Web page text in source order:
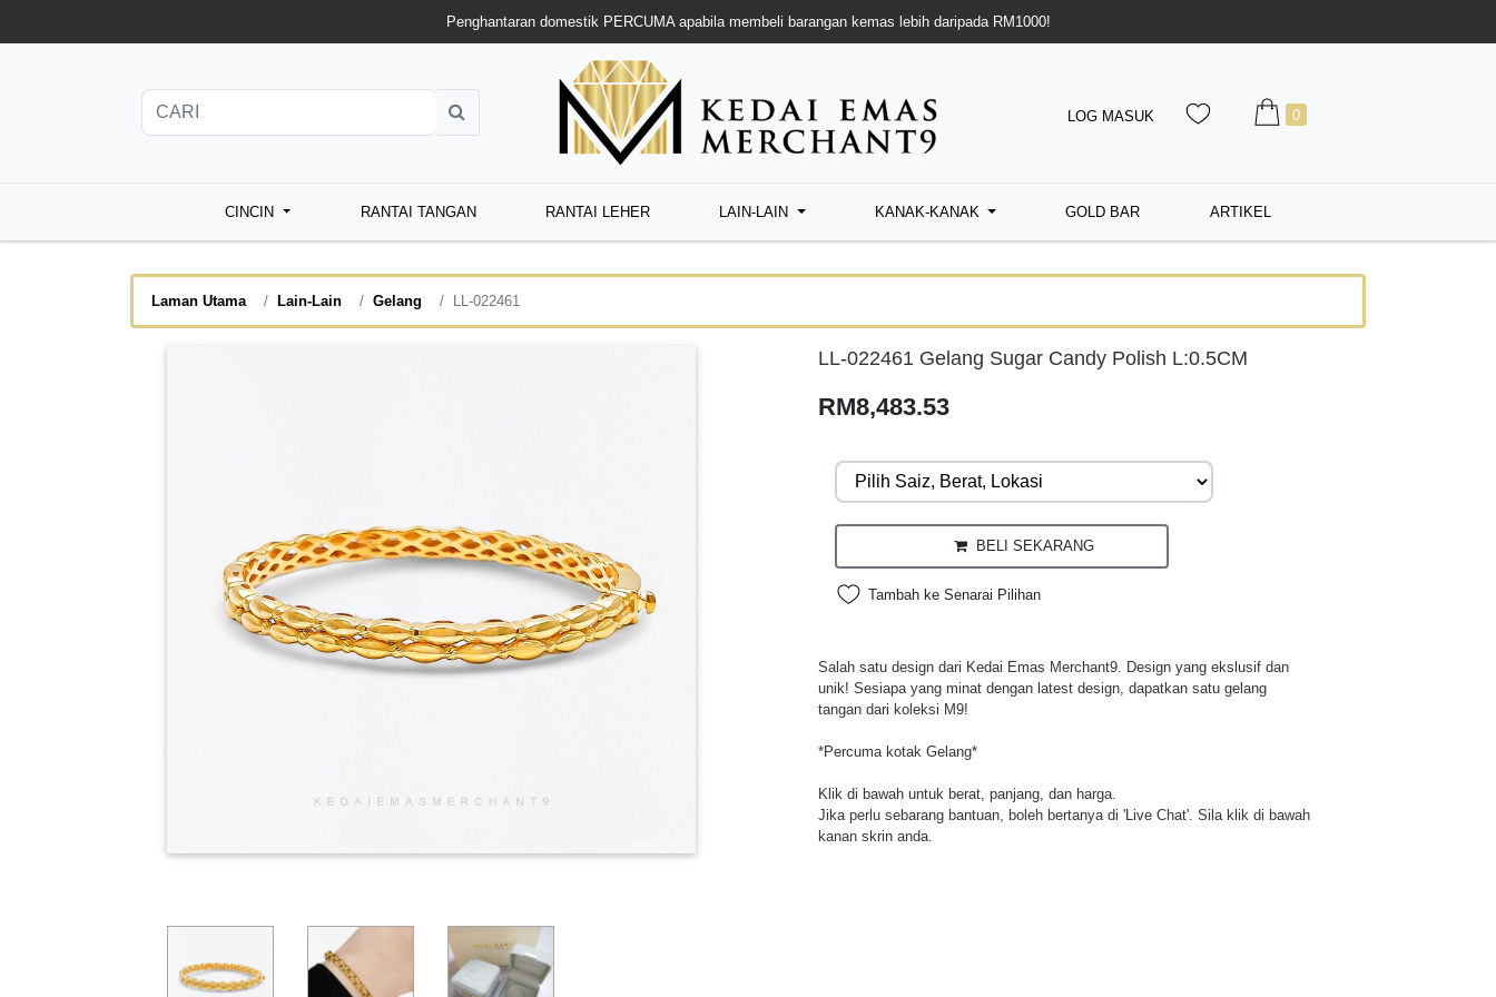
Penghantaran domestik PERCUMA apabila membeli barangan kemas lebih daripada RM1000!
LOG MASUK 0
CINCIN RANTAI TANGAN RANTAI LEHER LAIN-LAIN KANAK-KANAK GOLD BAR ARTIKEL
Laman Utama Lain-Lain Gelang LL-022461
LL-022461 Gelang Sugar Candy Polish L:0.5CM
RM8,483.53
BELI SEKARANG
Tambah ke Senarai Pilihan
Salah satu design dari Kedai Emas Merchant9. Design yang ekslusif dan
unik! Sesiapa yang minat dengan latest design, dapatkan satu gelang
tangan dari koleksi M9!
*Percuma kotak Gelang*
Klik di bawah untuk berat, panjang, dan harga.
Jika perlu sebarang bantuan, boleh bertanya di 'Live Chat'. Sila klik di bawah
kanan skrin anda.